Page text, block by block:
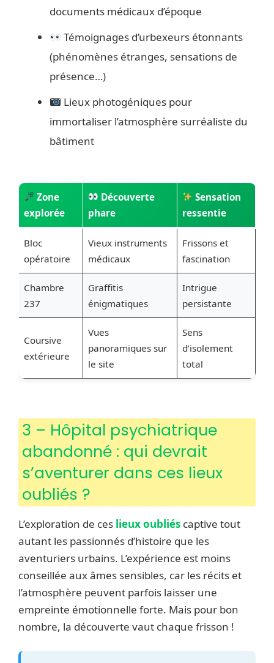
documents médicaux d’époque
Témoignages d’urbexeurs étonnants
(phénomènes étranges, sensations de
présence…)
Lieux photogéniques pour
immortaliser l’atmosphère surréaliste du
bâtiment
Zone
explorée
Découverte
phare
Sensation
ressentie
Bloc
opératoire
Vieux instruments
médicaux
Frissons et
fascination
Chambre
237
Graffitis
énigmatiques
Intrigue
persistante
Coursive
extérieure
Vues
panoramiques sur
le site
Sens
d’isolement
total
3 – Hôpital psychiatrique
abandonné : qui devrait
s’aventurer dans ces lieux
oubliés ?
L’exploration de ces lieux oubliés captive tout
autant les passionnés d’histoire que les
aventuriers urbains. L’expérience est moins
conseillée aux âmes sensibles, car les récits et
l’atmosphère peuvent parfois laisser une
empreinte émotionnelle forte. Mais pour bon
nombre, la découverte vaut chaque frisson !